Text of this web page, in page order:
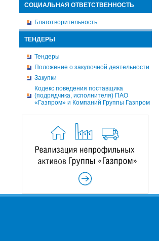
СОЦИАЛЬНАЯ ОТВЕТСТВЕННОСТЬ
Благотворительность
ТЕНДЕРЫ
Тендеры
Положение о закупочной деятельности
Закупки
Кодекс поведения поставщика
(подрядчика, исполнителя) ПАО
«Газпром» и Компаний Группы Газпром